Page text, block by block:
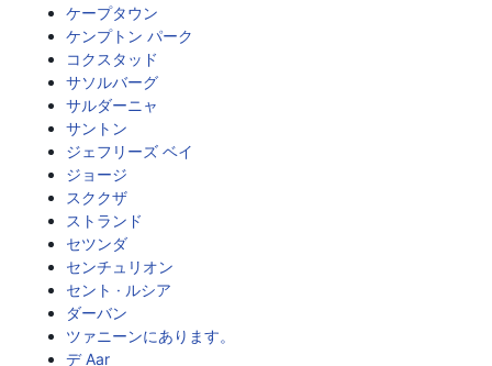
ケープタウン
ケンプトン パーク
コクスタッド
サソルバーグ
サルダーニャ
サントン
ジェフリーズ ベイ
ジョージ
スククザ
ストランド
セツンダ
センチュリオン
セント · ルシア
ダーバン
ツァニーンにあります。
デ Aar